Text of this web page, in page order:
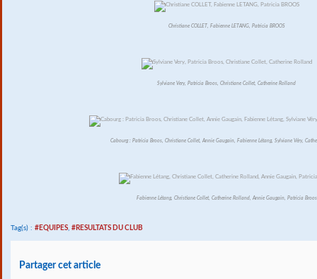
Christiane COLLET, Fabienne LETANG, Patricia BROOS
Sylviane Very, Patricia Broos, Christiane Collet, Catherine Rolland
Cabourg : Patricia Broos, Christiane Collet, Annie Gaugain, Fabienne Létang, Sylviane Véry,
Fabienne Létang, Christiane Collet, Catherine Rolland, Annie Gaugain, Patricia Broos
Tag(s) : #EQUIPES, #RESULTATS DU CLUB
Partager cet article